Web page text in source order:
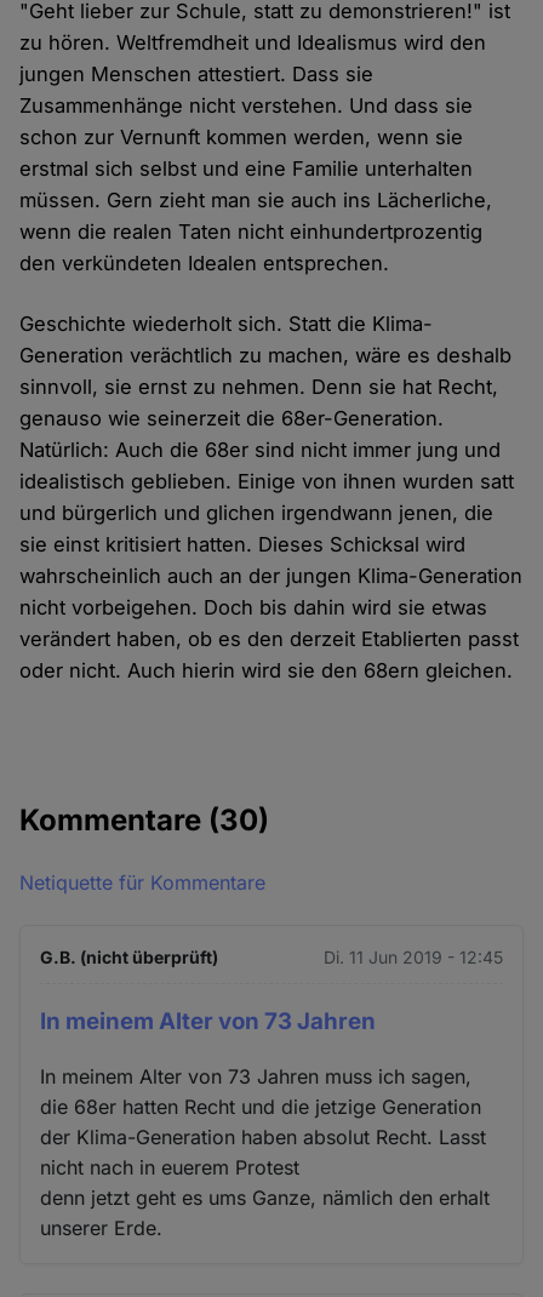
"Geht lieber zur Schule, statt zu demonstrieren!" ist
zu hören. Weltfremdheit und Idealismus wird den
jungen Menschen attestiert. Dass sie
Zusammenhänge nicht verstehen. Und dass sie
schon zur Vernunft kommen werden, wenn sie
erstmal sich selbst und eine Familie unterhalten
müssen. Gern zieht man sie auch ins Lächerliche,
wenn die realen Taten nicht einhundertprozentig
den verkündeten Idealen entsprechen.
Geschichte wiederholt sich. Statt die Klima-
Generation verächtlich zu machen, wäre es deshalb
sinnvoll, sie ernst zu nehmen. Denn sie hat Recht,
genauso wie seinerzeit die 68er-Generation.
Natürlich: Auch die 68er sind nicht immer jung und
idealistisch geblieben. Einige von ihnen wurden satt
und bürgerlich und glichen irgendwann jenen, die
sie einst kritisiert hatten. Dieses Schicksal wird
wahrscheinlich auch an der jungen Klima-Generation
nicht vorbeigehen. Doch bis dahin wird sie etwas
verändert haben, ob es den derzeit Etablierten passt
oder nicht. Auch hierin wird sie den 68ern gleichen.
Kommentare (30)
Netiquette für Kommentare
G.B. (nicht überprüft) Di. 11 Jun 2019 - 12:45
In meinem Alter von 73 Jahren
In meinem Alter von 73 Jahren muss ich sagen,
die 68er hatten Recht und die jetzige Generation
der Klima-Generation haben absolut Recht. Lasst
nicht nach in euerem Protest
denn jetzt geht es ums Ganze, nämlich den erhalt
unserer Erde.